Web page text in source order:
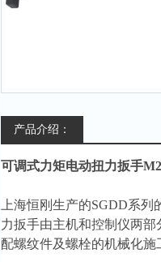
产品介绍：
可调式力矩电动扭力扳手
上海恒刚生产的SGDD系列
力扳手由主机和控制仪两
配螺纹件及螺栓的机械化施